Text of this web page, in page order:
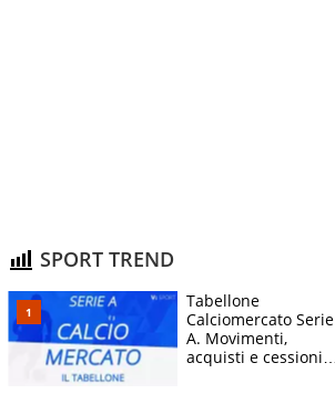
SPORT TREND
Tabellone
Calciomercato Serie
A. Movimenti,
acquisti e cessioni: